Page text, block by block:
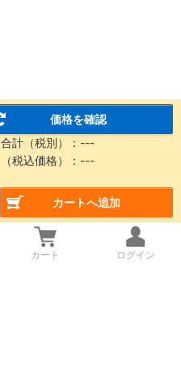
価格を確認
合計（税別）： ---
（税込価格）： ---
カートへ追加
カート ログイン